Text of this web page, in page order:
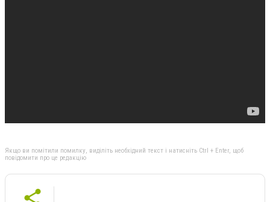
Якщо ви помітили помилку, виділіть необхідний текст і натисніть Ctrl + Enter, щоб
повідомити про це редакцію